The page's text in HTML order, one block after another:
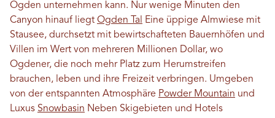
Ogden unternehmen kann. Nur wenige Minuten den
Canyon hinauf liegt Ogden Tal
Eine üppige Almwiese mit
Stausee, durchsetzt mit bewirtschafteten Bauernhöfen und
Villen im Wert von mehreren Millionen Dollar, wo
Ogdener, die noch mehr Platz zum Herumstreifen
brauchen, leben und ihre Freizeit verbringen. Umgeben
von der entspannten Atmosphäre Powder Mountain und
Luxus Snowbasin Neben Skigebieten und Hotels